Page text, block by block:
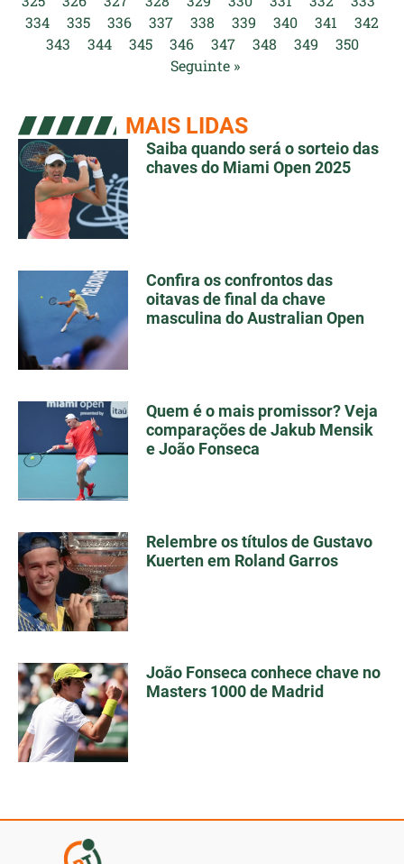
334
335 336 337 338 339 340 341
342
343
344 345 346 347 348 349
350
Seguinte »
MAIS LIDAS
Saiba quando será o sorteio das
chaves do Miami Open 2025
Confira os confrontos das
oitavas de final da chave
masculina do Australian Open
Quem é o mais promissor? Veja
comparações de Jakub Mensik
e João Fonseca
Relembre os títulos de Gustavo
Kuerten em Roland Garros
João Fonseca conhece chave no
Masters 1000 de Madrid